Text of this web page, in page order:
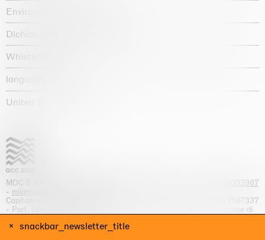
snackbar_newsletter_title
Environmental statement
Dichiarazione di accessibilità
Whistleblowing
language :
United States / USD $
MDC S.p.A. -
+39 02 70003987
- milano@massimodecarlo.com
Capitale sociale interamente versato: EUR 1.514.762,00 – REA 1567337
- Part. IVA / C.F. 12584550151 - Iscrizione al Registro delle imprese di